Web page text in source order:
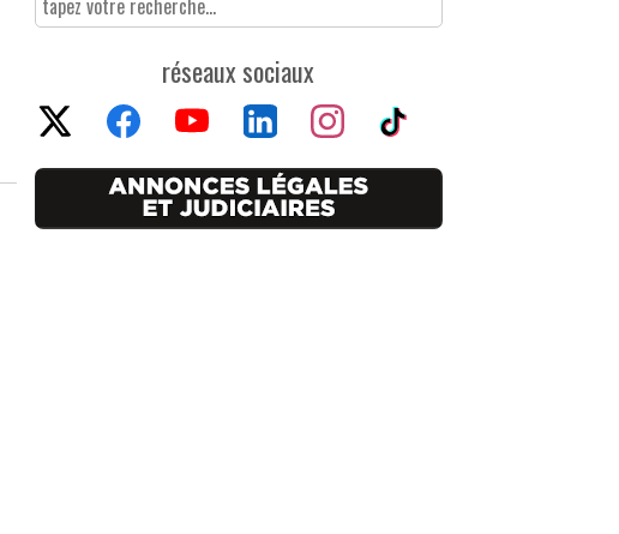
réseaux sociaux